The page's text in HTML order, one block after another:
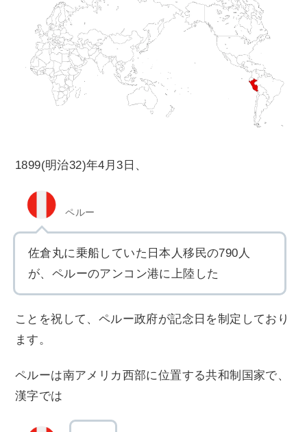
1899(明治32)年4月3日、
ペルー
佐倉丸に乗船していた日本人移民の790人
が、ペルーのアンコン港に上陸した
ことを祝して、ペルー政府が記念日を制定しており
ます。
ペルーは南アメリカ西部に位置する共和制国家で、
漢字では